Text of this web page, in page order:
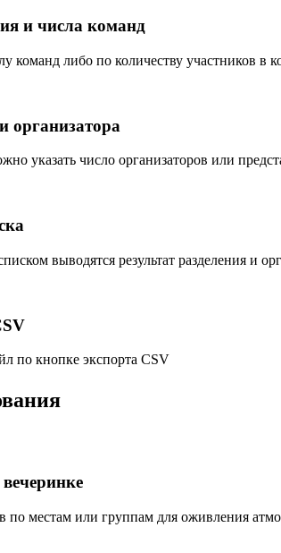
и числа команд
команд либо по количеству участников в
организатора
указать число организаторов или
выводятся результат разделения и
по кнопке экспорта CSV
по местам или группам для оживления